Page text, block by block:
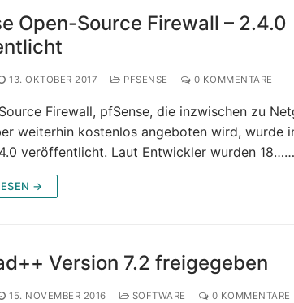
Open-Source Firewall – 2.4.0
13. OKTOBER 2017 PFSENSE 0 KOMMENTARE
Firewall, pfSense, die inzwischen zu
weiterhin kostenlos angeboten wird, wurde
veröffentlicht. Laut Entwickler wurden
→
Version 7.2 freigegeben
15. NOVEMBER 2016 SOFTWARE 0 KOMMENTARE